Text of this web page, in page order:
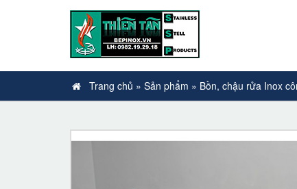
Trang chủ » Sản phẩm » Bồn, chậu rửa Inox